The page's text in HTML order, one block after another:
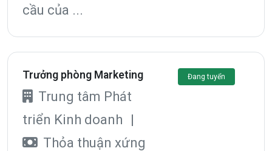
cầu của ...
Trưởng phòng Marketing
Trung tâm Phát
triển Kinh doanh
|
Thỏa thuận xứng
Đang tuyển